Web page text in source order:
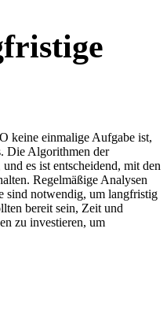
keine einmalige Aufgabe ist,
Die Algorithmen der
es ist entscheidend, mit den
Regelmäßige Analysen
sind notwendig, um langfristig
bereit sein, Zeit und
zu investieren, um